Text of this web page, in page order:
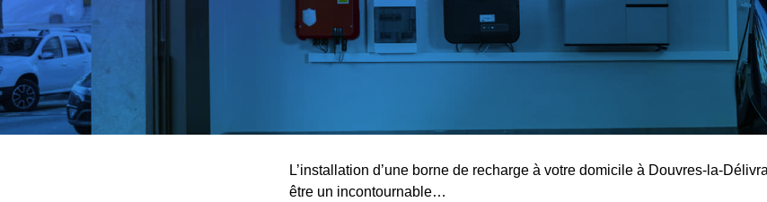
L’installation d’une borne de recharge à votre domicile à Douvres-la-
être un incontournable…